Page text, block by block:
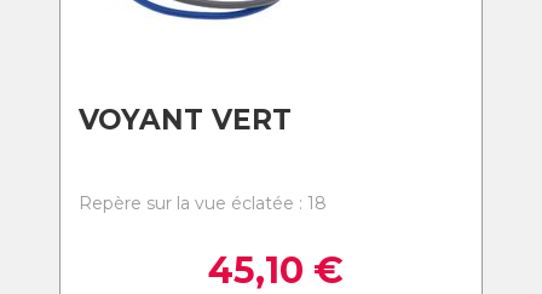
VOYANT VERT
Repère sur la vue éclatée : 18
45,10 €